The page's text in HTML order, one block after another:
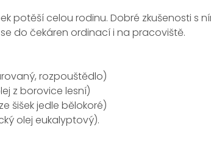
potěší celou rodinu. Dobré zkušenosti s
do čekáren ordinací i na pracoviště.
rozpouštědlo)
z borovice lesní)
šišek jedle bělokoré)
olej eukalyptový).